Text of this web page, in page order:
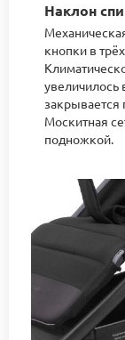
Наклон
кнопки в
увеличилось
Москитная
подножкой.